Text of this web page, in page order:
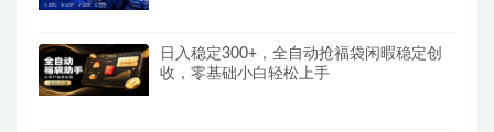
日入稳定300+，全自动抢福袋闲暇稳定创
收，零基础小白轻松上手